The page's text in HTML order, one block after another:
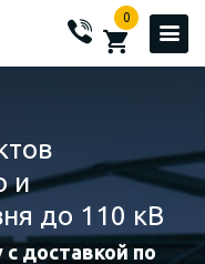
0
и
до 110 кВ
доставкой по